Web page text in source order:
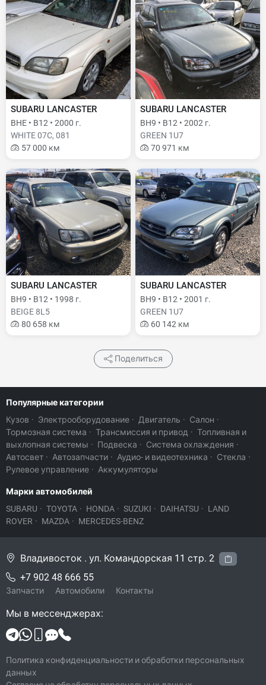
SUBARU LANCASTER
BHE • B12 • 2000 г.
WHITE 07C, 081
57 000 км
SUBARU LANCASTER
BH9 • B12 • 2002 г.
GREEN 1U7
70 971 км
SUBARU LANCASTER
BH9 • B12 • 1998 г.
BEIGE 8L5
80 658 км
SUBARU LANCASTER
BH9 • B12 • 2001 г.
GREEN 1U7
60 142 км
Поделиться
Популярные категории
Кузов · Электрооборудование · Двигатель · Салон ·
Тормозная система · Трансмиссия и привод · Топливная и
выхлопная системы · Подвеска · Система охлаждения ·
Автосвет · Автозапчасти · Аудио- и видеотехника · Стекла ·
Рулевое управление · Аккумуляторы
Марки автомобилей
SUBARU · TOYOTA · HONDA · SUZUKI · DAIHATSU · LAND
ROVER · MAZDA · MERCEDES-BENZ
Владивосток . ул. Командорская 11 стр. 2
+7 902 48 666 55
Запчасти Автомобили Контакты
Мы в мессенджерах:
Политика конфиденциальности и обработки персональных
данных